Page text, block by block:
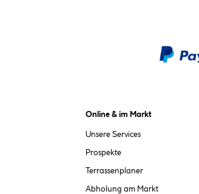
Online & im Markt
Unsere Services
Prospekte
Terrassenplaner
Abholung am Markt